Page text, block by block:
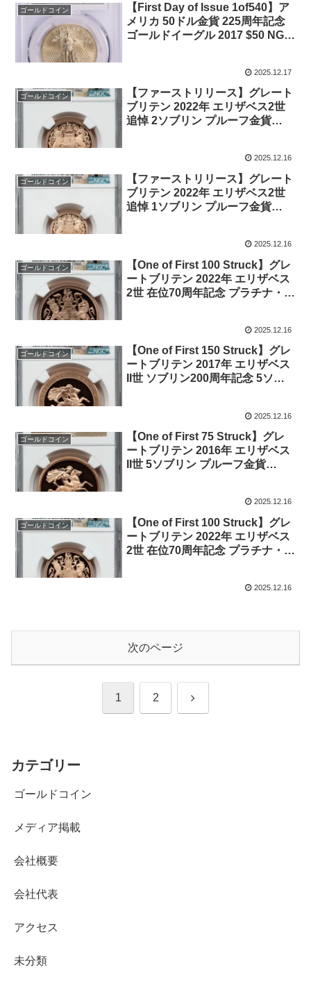
ゴールドコイン
【First Day of Issue 1of540】ア
メリカ 50ドル金貨 225周年記念
ゴールドイーグル 2017 $50 NGC
2025.12.17
ゴールドコイン
【ファーストリリース】グレート
ブリテン 2022年 エリザベス2世
追悼 2ソブリン プルーフ金貨
2025.12.16
ゴールドコイン
【ファーストリリース】グレート
ブリテン 2022年 エリザベス2世
追悼 1ソブリン プルーフ金貨
2025.12.16
ゴールドコイン
【One of First 100 Struck】グレ
ートブリテン 2022年 エリザベス
2世 在位70周年記念 プラチナ・ジ
2025.12.16
ゴールドコイン
【One of First 150 Struck】グレ
ートブリテン 2017年 エリザベス
II世 ソブリン200周年記念 5ソブ
2025.12.16
ゴールドコイン
【One of First 75 Struck】グレ
ートブリテン 2016年 エリザベス
II世 5ソブリン プルーフ金貨
2025.12.16
ゴールドコイン
【One of First 100 Struck】グレ
ートブリテン 2022年 エリザベス
2世 在位70周年記念 プラチナ・ジ
2025.12.16
次のページ
1 2 次
カテゴリー
ゴールドコイン
メディア掲載
会社概要
会社代表
アクセス
未分類